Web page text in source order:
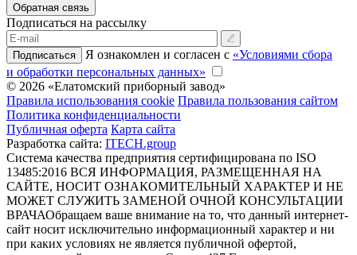
Обратная связь
Подписаться на рассылку
Подписаться Я ознакомлен и согласен с «Условиями сбора
и обработки персональных данных»
© 2026 «Елатомский приборный завод»
Правила использования cookie Правила пользования сайтом
Политика конфиденциальности
Публичная оферта Карта сайта
Разработка сайта: ITECH.group
Система качества предприятия сертифицирована по ISO
13485:2016 ВСЯ ИНФОРМАЦИЯ, РАЗМЕЩЕННАЯ НА
САЙТЕ, НОСИТ ОЗНАКОМИТЕЛЬНЫЙ ХАРАКТЕР И НЕ
МОЖЕТ СЛУЖИТЬ ЗАМЕНОЙ ОЧНОЙ КОНСУЛЬТАЦИИ
ВРАЧАОбращаем ваше внимание на то, что данный интернет-
сайт носит исключительно информационный характер и ни
при каких условиях не является публичной офертой,